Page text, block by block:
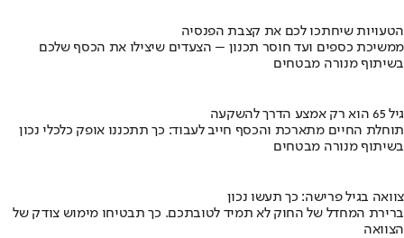
הטעויות שיחתכו לכם את קצבת הפנסיה
ממשיכת כספים ועד חוסר תכנון – הצעדים שיצילו את הכסף שלכם
בשיתוף מנורה מבטחים
גיל 65 הוא רק אמצע הדרך להשקעה
תוחלת החיים מתארכת והכסף חייב לעבוד: כך תתכננו אופק כלכלי נכון
בשיתוף מנורה מבטחים
צוואה בגיל פרישה: כך תעשו נכון
ברירת המחדל של החוק לא תמיד לטובתכם. כך תבטיחו מימוש צודק של
הצוואה